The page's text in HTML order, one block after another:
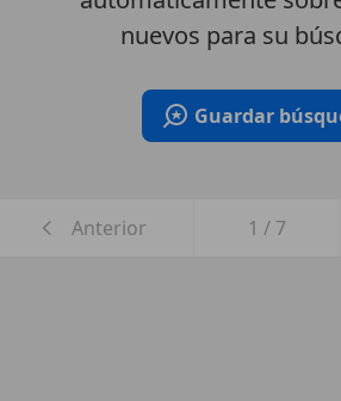
nuevos para su
Guardar
Anterior 1 / 7